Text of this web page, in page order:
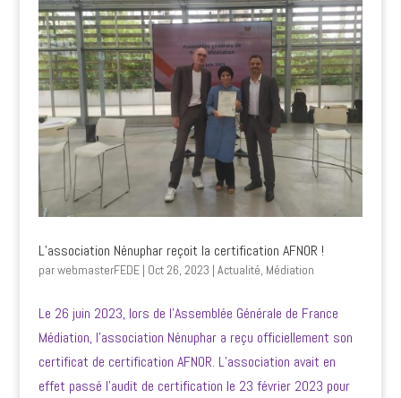
L’association Nénuphar reçoit la certification AFNOR !
parwebmasterFEDE| Oct 26, 2023 | Actualité, Médiation
Le 26 juin 2023, lors de l’Assemblée Générale de France
Médiation, l’association Nénuphar a reçu officiellement son
certificat de certification AFNOR. L’association avait en
effet passé l’audit de certification le 23 février 2023 pour